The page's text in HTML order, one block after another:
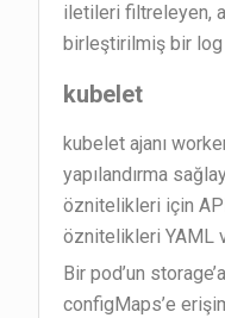
iletileri filtreleyen,
birleştirilmiş bir log
kubelet
kubelet ajanı
yapılandırma
öznitelikleri için API
öznitelikleri YAML
Bir pod’un
configMaps’e